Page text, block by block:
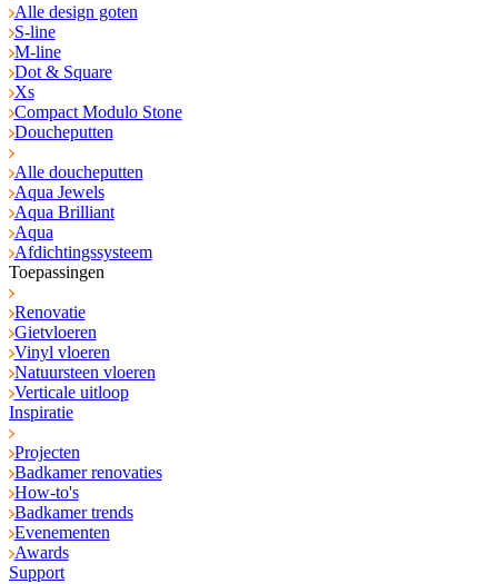
Alle design goten
S-line
M-line
Dot & Square
Xs
Compact Modulo Stone
Doucheputten
Alle doucheputten
Aqua Jewels
Aqua Brilliant
Aqua
Afdichtingssysteem
Toepassingen
Renovatie
Gietvloeren
Vinyl vloeren
Natuursteen vloeren
Verticale uitloop
Inspiratie
Projecten
Badkamer renovaties
How-to's
Badkamer trends
Evenementen
Awards
Support